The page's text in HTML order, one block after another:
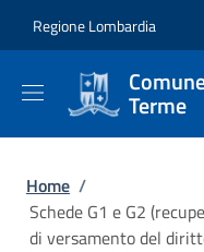
Regione Lombardia
Terme
Briciole di
Home /
Schede G1 e G2
di versamento del